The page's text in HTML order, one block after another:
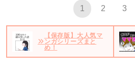
1 2 3
【保存版】大人気マ
ンガシリーズまと
め！